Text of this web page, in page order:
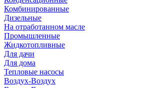
Комбинированные
Дизельные
На отработанном масле
Промышленные
Жидкотопливные
Для дачи
Для дома
Тепловые насосы
Воздух-Воздух